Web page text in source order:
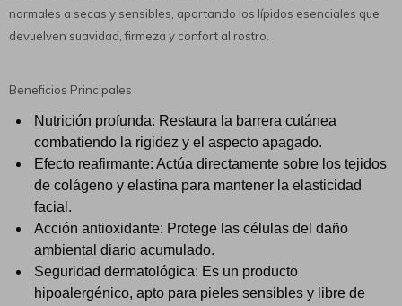
normales a secas y sensibles, aportando los lípidos esenciales que
devuelven suavidad, firmeza y confort al rostro.
Beneficios Principales
Nutrición profunda: Restaura la barrera cutánea
combatiendo la rigidez y el aspecto apagado.
Efecto reafirmante: Actúa directamente sobre los tejidos
de colágeno y elastina para mantener la elasticidad
facial.
Acción antioxidante: Protege las células del daño
ambiental diario acumulado.
Seguridad dermatológica: Es un producto
hipoalergénico, apto para pieles sensibles y libre de